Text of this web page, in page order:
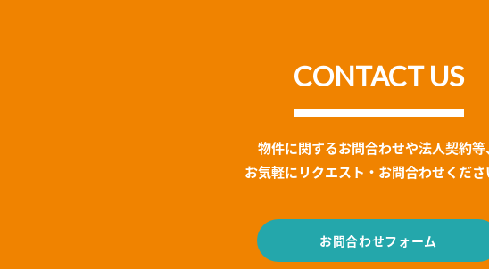
CONTACT US
物件に関するお問合わせや法人契約等、
お気軽にリクエスト・お問合わせくださ
お問合わせフォーム